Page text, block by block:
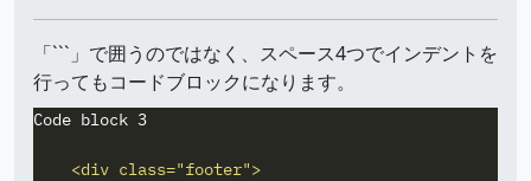
「```」で囲うのではなく、スペース4つでインデントを
行ってもコードブロックになります。
Code block 3
    <div class="footer">